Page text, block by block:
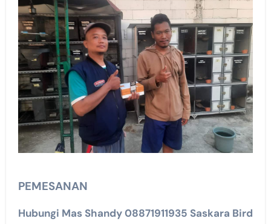
PEMESANAN
Hubungi Mas Shandy 08871911935 Saskara Bird